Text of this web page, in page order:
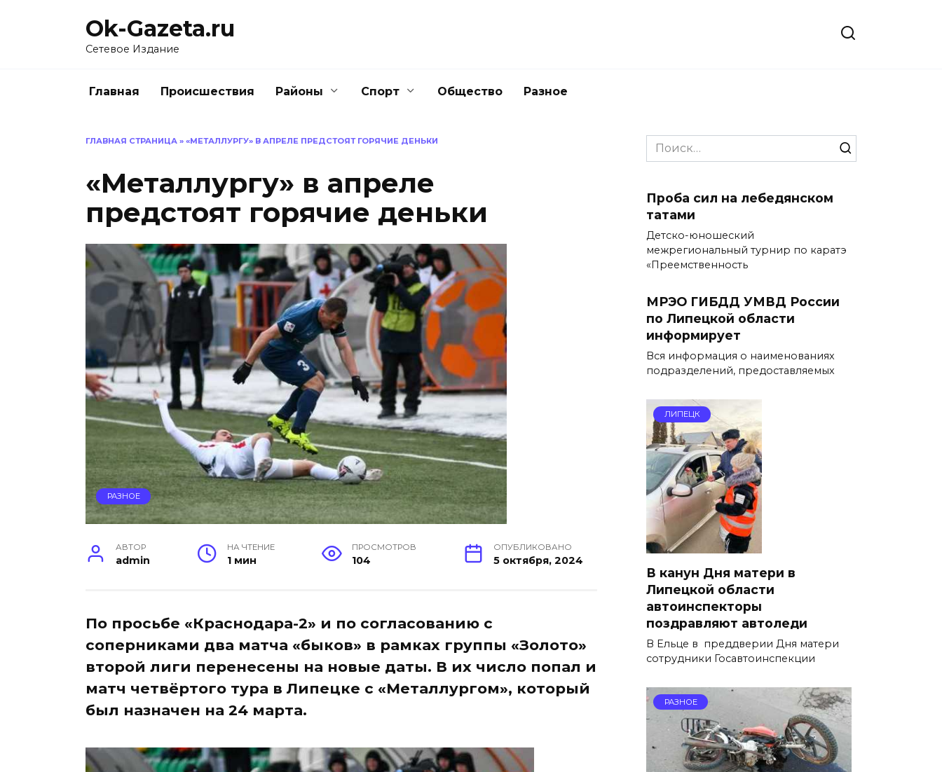
Ok-Gazeta.ru
Сетевое Издание
Главная Происшествия Районы Спорт Общество Разное
ГЛАВНАЯ СТРАНИЦА » «МЕТАЛЛУРГУ» В АПРЕЛЕ ПРЕДСТОЯТ ГОРЯЧИЕ ДЕНЬКИ
«Металлургу» в апреле
предстоят горячие деньки
РАЗНОЕ
АВТОР
admin
НА ЧТЕНИЕ
1 мин
ПРОСМОТРОВ
104
ОПУБЛИКОВАНО
5 октября, 2024
По просьбе «Краснодара-2» и по согласованию с
соперниками два матча «быков» в рамках группы «Золото»
второй лиги перенесены на новые даты. В их число попал и
матч четвёртого тура в Липецке с «Металлургом», который
был назначен на 24 марта.
Search
for:
Проба сил на лебедянском
татами
Детско-юношеский
межрегиональный турнир по каратэ
«Преемственность
МРЭО ГИБДД УМВД России
по Липецкой области
информирует
Вся информация о наименованиях
подразделений, предоставляемых
ЛИПЕЦК
В канун Дня матери в
Липецкой области
автоинспекторы
поздравляют автоледи
В Ельце в преддверии Дня матери
сотрудники Госавтоинспекции
РАЗНОЕ